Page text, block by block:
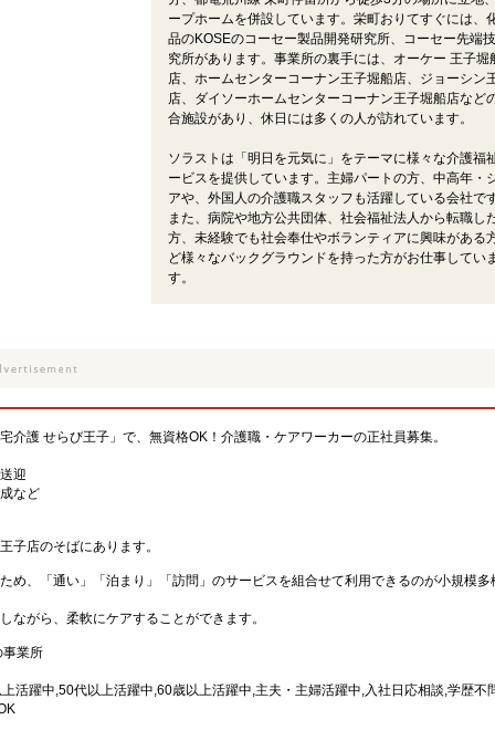
ープホームを併設しています。栄町おりてすぐには、
品のKOSEのコーセー製品開発研究所、コーセー先端
究所があります。事業所の裏手には、オーケー 王子堀
店、ホームセンターコーナン王子堀船店、ジョーシン
店、ダイソーホームセンターコーナン王子堀船店など
合施設があり、休日には多くの人が訪れています。
ソラストは「明日を元気に」をテーマに様々な介護福
ービスを提供しています。主婦パートの方、中高年・
アや、外国人の介護職スタッフも活躍している会社で
また、病院や地方公共団体、社会福祉法人から転職し
方、未経験でも社会奉仕やボランティアに興味がある
ど様々なバックグラウンドを持った方がお仕事してい
す。
介護 せらび王子」で、無資格OK！介護職・ケアワーカーの正社員募集。
迎
など
子店のそばにあります。
め、「通い」「泊まり」「訪問」のサービスを組合せて利用できるのが小規模多
ながら、柔軟にケアすることができます。
事業所
活躍中,50代以上活躍中,60歳以上活躍中,主夫・主婦活躍中,入社日応相談,学歴不